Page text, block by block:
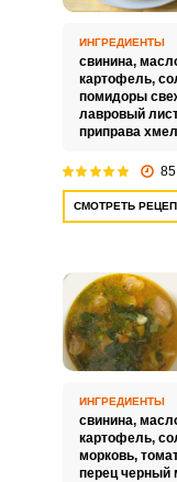
ИНГРЕДИЕНТЫ
свинина,
картофель,
помидоры
лавровый
приправа
СМОТРЕТЬ
ИНГРЕДИЕНТЫ
свинина,
картофель,
морковь,
перец черный